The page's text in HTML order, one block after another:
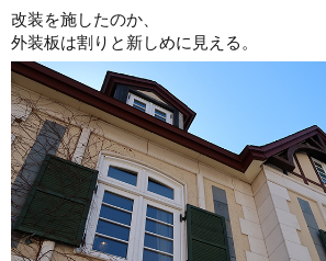
改装を施したのか、
外装板は割りと新しめに見える。